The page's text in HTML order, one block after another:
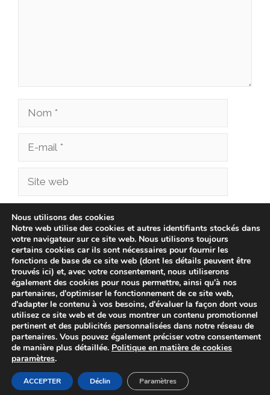
Nom
Site
Enregistrer mon nom, mon e-mail et mon site
dans le navigateur pour mon prochain
commentaire.
© 2026 cliniqueveterinairechampionnet.fr -
confidentialité
-Avis Juridique-Politique de Cookies
Nous utilisons des cookies
Notre web utilise des cookies et autres identifiants stockés dans
votre navigateur sur ce site web. Nous utilisons toujours
certains cookies car ils sont nécessaires pour fournir les
fonctions de base de ce site web (dont les détails peuvent être
trouvés ici) et, avec votre consentement, nous utiliserons
également des cookies pour nous permettre, ainsi qu'à nos
partenaires, d'optimiser le fonctionnement de ce site web,
d'adapter le contenu à vos besoins, d'évaluer la façon dont vous
utilisez ce site web et de vous montrer un contenu promotionnel
pertinent et des publicités personnalisées dans notre réseau de
partenaires. Vous pouvez également préciser votre consentement
de manière plus détaillée. Politique en matière de cookies
paramètres.
ACCEPTER Déclin Paramètres